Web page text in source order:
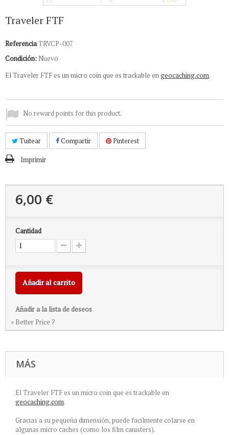
Traveler FTF
ReferenciaTRVCP-007
Condición: Nuevo
El Traveler FTF es un micro coin que es trackable engeocaching.com.
No reward points for this product.
Tuitear Compartir Pinterest
Imprimir
6,00 €
Cantidad
Añadir al carrito
Añadir a la lista de deseos
» Better Price ?
MÁS
El Traveler FTF es un micro coin que es trackable en
geocaching.com.
Gracias a su pequeña dimensión, puede facilmente colarse en
algunas micro caches (como los film canisters).